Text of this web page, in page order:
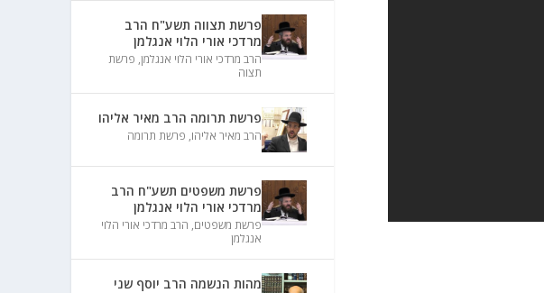
פרשת תצווה תשע"ח הרב
מרדכי אורי הלוי אנגלמן
הרב מרדכי אורי הלוי אנגלמן, פרשת
תצוה
פרשת תרומה הרב מאיר אליהו
הרב מאיר אליהו, פרשת תרומה
פרשת משפטים תשע"ח הרב
מרדכי אורי הלוי אנגלמן
פרשת משפטים, הרב מרדכי אורי הלוי
אנגלמן
מהות הנשמה הרב יוסף שני